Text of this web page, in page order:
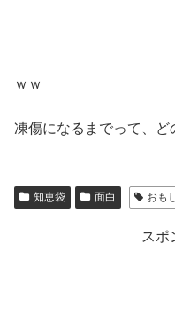
ｗｗ
凍傷になるまでって、ど
知恵袋 面白 おも
スポ